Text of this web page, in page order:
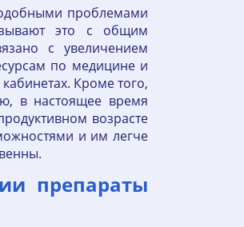
проблемами
это с общим
с увеличением
по медицине и
Кроме того,
в настоящее время
возрасте
и им легче
препараты